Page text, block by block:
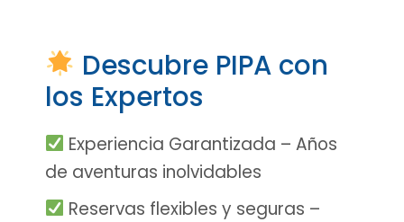
Descubre PIPA con
los Expertos
Experiencia Garantizada – Años
de aventuras inolvidables
Reservas flexibles y seguras –